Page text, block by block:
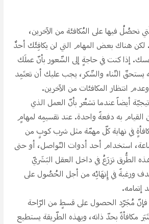
نحصُلُ فيها على المُكافئة من الآخرين،
لكن هناك بعض المهام التي لن يكافِئَك أحدٌ
إذا كنت في حاجةِِ إلى الشّعور بأنّ عملَك
يستحقّ الثّناء والشّكر، يجب عليك أن تعتَمِد
انتظار المكافئات من الآخرين.
أيضاََ عندما تشعُر بأنّ العمل الذي
القيام به دفعةََ واحدة. عند تقسيمِه لمهامِِ
في نهاية كلّ مهمّة مثل شرب كوبِِ من
استخدام أحد أدوات التّواصل، أو حتى
الطُّرق تزرَعُ في داخل العقل البَشَريّ
ورغبةََ في إِنهَائِه من أجل الحُصُول على
إتمامه.
فإنّ مُجَرّد الحصول على قسطِِ من الرّاحة
مكافأةََ بحدّ ذاته، وبهذه الطّريقة يستطيع